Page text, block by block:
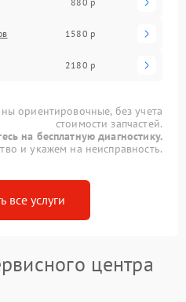
1580 р
2180 р
ориентировочные, без учета
стоимости запчастей.
на бесплатную диагностику.
и укажем на неисправность.
все услуги
центра